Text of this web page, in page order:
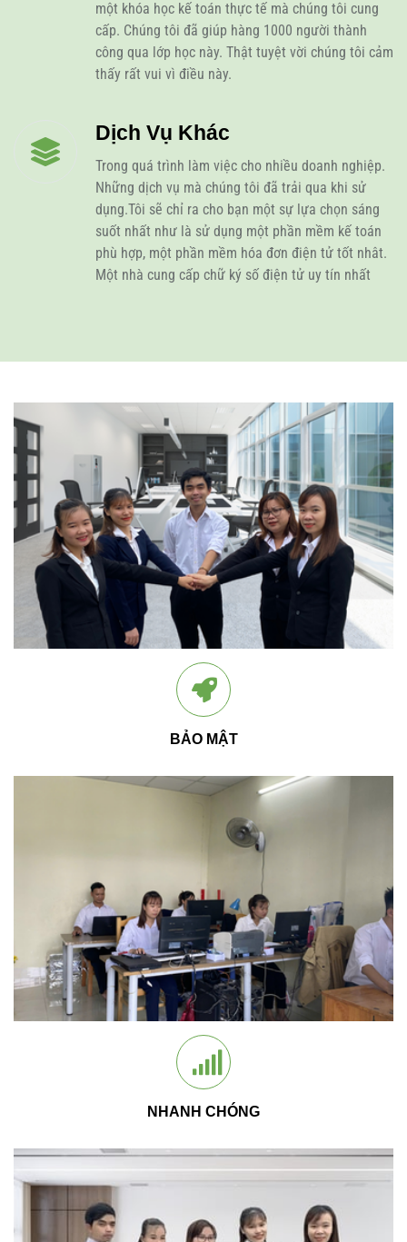
một khóa học kế toán thực tế mà chúng tôi cung
cấp. Chúng tôi đã giúp hàng 1000 người thành
công qua lớp học này. Thật tuyệt vời chúng tôi cảm
thấy rất vui vì điều này.
Dịch Vụ Khác
Trong quá trình làm việc cho nhiều doanh nghiệp.
Những dịch vụ mà chúng tôi đã trải qua khi sử
dụng.Tôi sẽ chỉ ra cho bạn một sự lựa chọn sáng
suốt nhất như là sử dụng một phần mềm kế toán
phù hợp, một phần mềm hóa đơn điện tử tốt nhât.
Một nhà cung cấp chữ ký số điện tử uy tín nhất
BẢO MẬT
NHANH CHÓNG